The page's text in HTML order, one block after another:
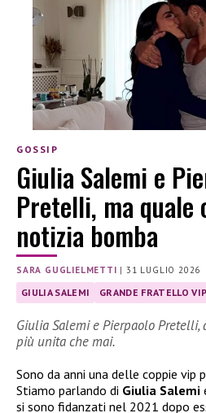
GOSSIP
Giulia Salemi e
Pretelli, ma quale
notizia bomba
SARA GUGLIELMETTI |31 LUGLIO 2026
GIULIA SALEMI GRANDE FRATELLO VIP
Giulia Salemi e Pierpaolo
più unita che mai.
Sono da anni una delle coppie vip
Stiamo parlando di Giulia Salemi
si sono fidanzati nel 2021 dopo